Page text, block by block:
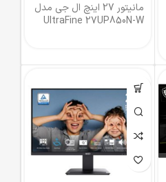
مانیتور 27 اینچ ال جی مدل
UltraFine 27UP850N-W